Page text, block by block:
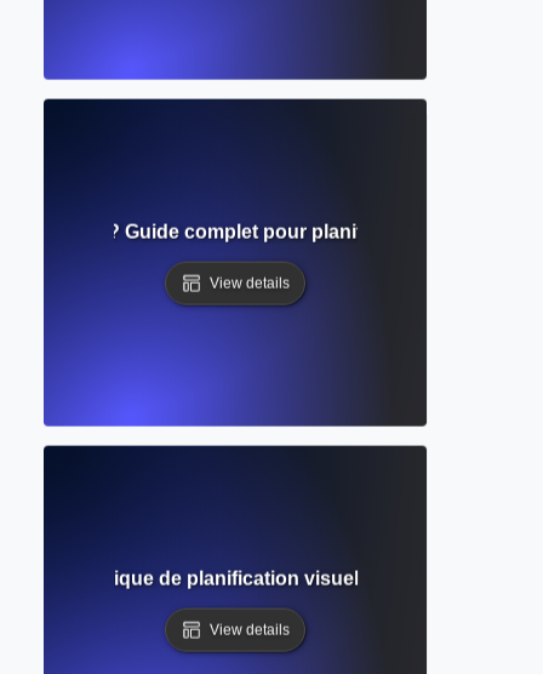
? Guide complet pour planifier et préparer
View details
? Technique de planification visuelle pour structurer
View details